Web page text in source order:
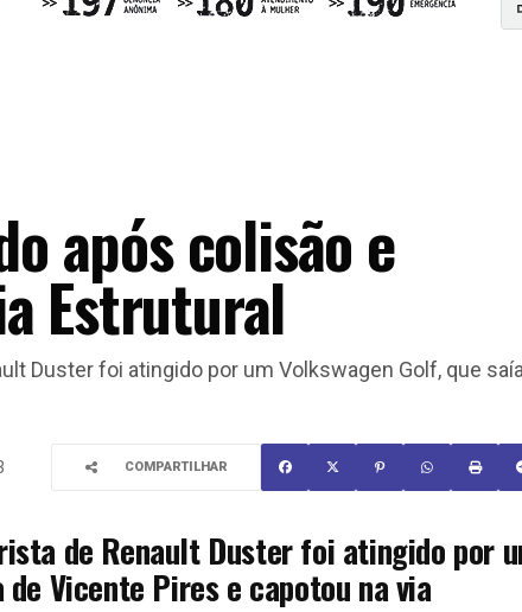
após colisão e
Estrutural
Duster foi atingido por um Volkswagen Golf, que
COMPARTILHAR
de Renault Duster foi atingido por
Vicente Pires e capotou na via